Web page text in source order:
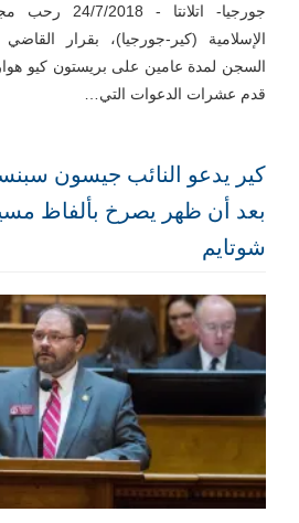
جورجيا- اتلانتا -
الإسلامية (كير-جورجيا)، بقرار القاضي
السجن لمدة عامين على بريستون كيو
قدم عشرات الدعوات التي…
كير يدعو النائب جيسون سبنسر
بعد أن ظهر يصرخ بألفاظ
شوتايم